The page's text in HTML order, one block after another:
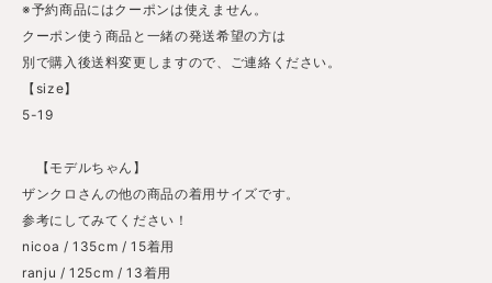
※予約商品にはクーポンは使えません。
クーポン使う商品と一緒の発送希望の方は
別で購入後送料変更しますので、ご連絡ください。
【size】
5-19
【モデルちゃん】
ザンクロさんの他の商品の着用サイズです。
参考にしてみてください！
nicoa / 135cm / 15着用
ranju / 125cm / 13着用